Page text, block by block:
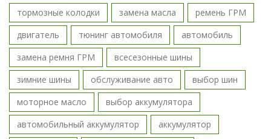
тормозные колодки замена масла
ремень ГРМ
двигатель
тюнинг автомобиля
автомобиль
замена ремня ГРМ
всесезонные шины
зимние шины
обслуживание авто
выбор шин
моторное масло
выбор аккумулятора
автомобильный аккумулятор
аккумулятор